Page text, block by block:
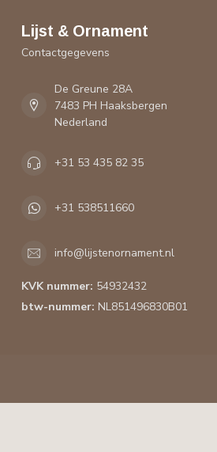
Lijst & Ornament
Contactgegevens
De Greune 28A
7483 PH Haaksbergen
Nederland
+31 53 435 82 35
+31 538511660
info@lijstenornament.nl
KVK nummer: 54932432
btw-nummer: NL851496830B01